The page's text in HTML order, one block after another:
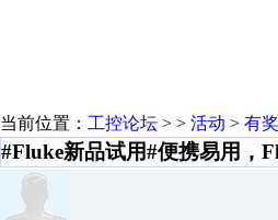
当前位置： 工控论坛 > > 活动 > 有
#Fluke新品试用#便携易用，